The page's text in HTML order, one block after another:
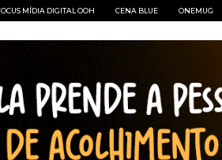
MÍDIA DIGITAL OOH CENA BLUE ONEMUG